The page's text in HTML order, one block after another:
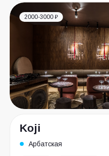
2000-3000 ₽
Koji
Арбатская